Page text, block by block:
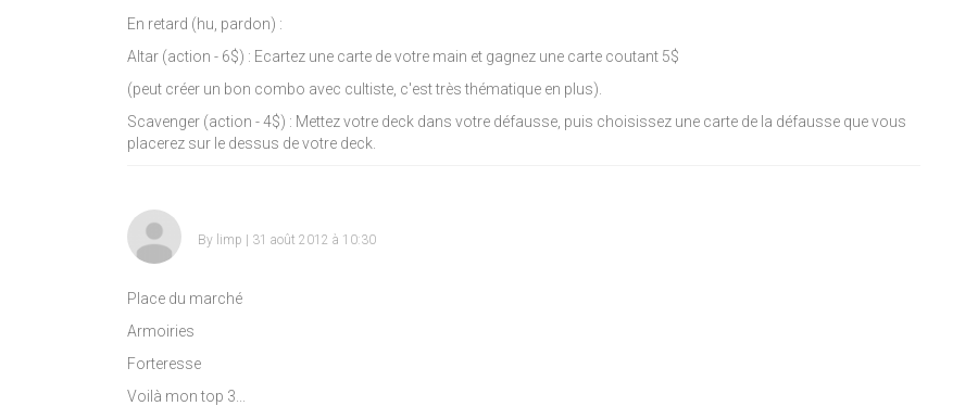
En retard (hu, pardon) :
Altar (action - 6$) : Ecartez une carte de votre main et gagnez une carte coutant 5$
(peut créer un bon combo avec cultiste, c'est très thématique en plus).
Scavenger (action - 4$) : Mettez votre deck dans votre défausse, puis choisissez une carte de la défausse que vous
placerez sur le dessus de votre deck.
By limp | 31 août 2012 à 10:30
Place du marché
Armoiries
Forteresse
Voilà mon top 3...